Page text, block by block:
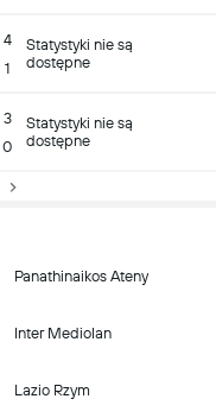
4
1
Statystyki nie są
dostępne
3
0
Statystyki nie są
dostępne
Panathinaikos Ateny
Inter Mediolan
Lazio Rzym